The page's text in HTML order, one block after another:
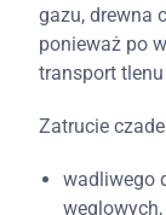
gazu, drewna
ponieważ po
transport
Zatrucie
wadliwego
węglowych,